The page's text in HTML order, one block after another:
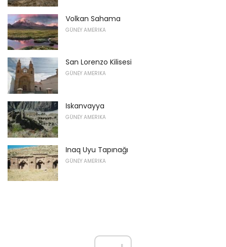
Volkan Sahama
GÜNEY AMERIKA
San Lorenzo Kilisesi
GÜNEY AMERIKA
Iskanvayya
GÜNEY AMERIKA
Inaq Uyu Tapınağı
GÜNEY AMERIKA